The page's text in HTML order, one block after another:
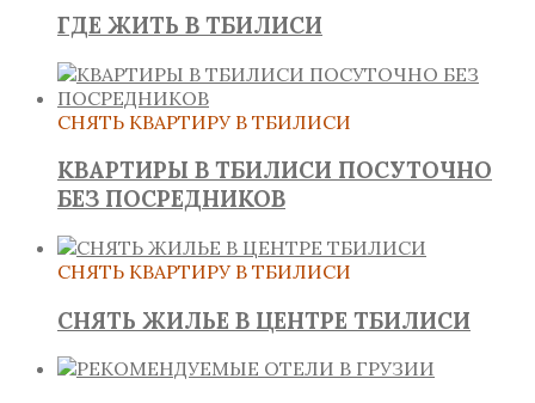
ГДЕ ЖИТЬ В ТБИЛИСИ
СНЯТЬ КВАРТИРУ В ТБИЛИСИ
КВАРТИРЫ В ТБИЛИСИ ПОСУТОЧНО
БЕЗ ПОСРЕДНИКОВ
СНЯТЬ КВАРТИРУ В ТБИЛИСИ
СНЯТЬ ЖИЛЬЕ В ЦЕНТРЕ ТБИЛИСИ